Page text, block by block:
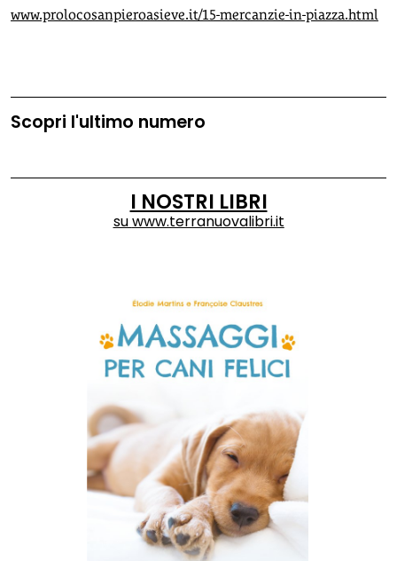
www.prolocosanpieroasieve.it/15-mercanzie-in-piazza.html
Scopri l'ultimo numero
I NOSTRI LIBRI
suwww.terranuovalibri.it